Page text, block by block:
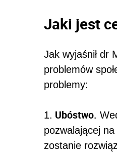
Jaki jest
Jak wyjaśnił dr
problemów
problemy:
1. Ubóstwo.
pozwalającej
zostanie